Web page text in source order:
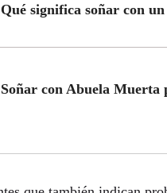
Qué significa soñar con
Soñar con Abuela Muerta